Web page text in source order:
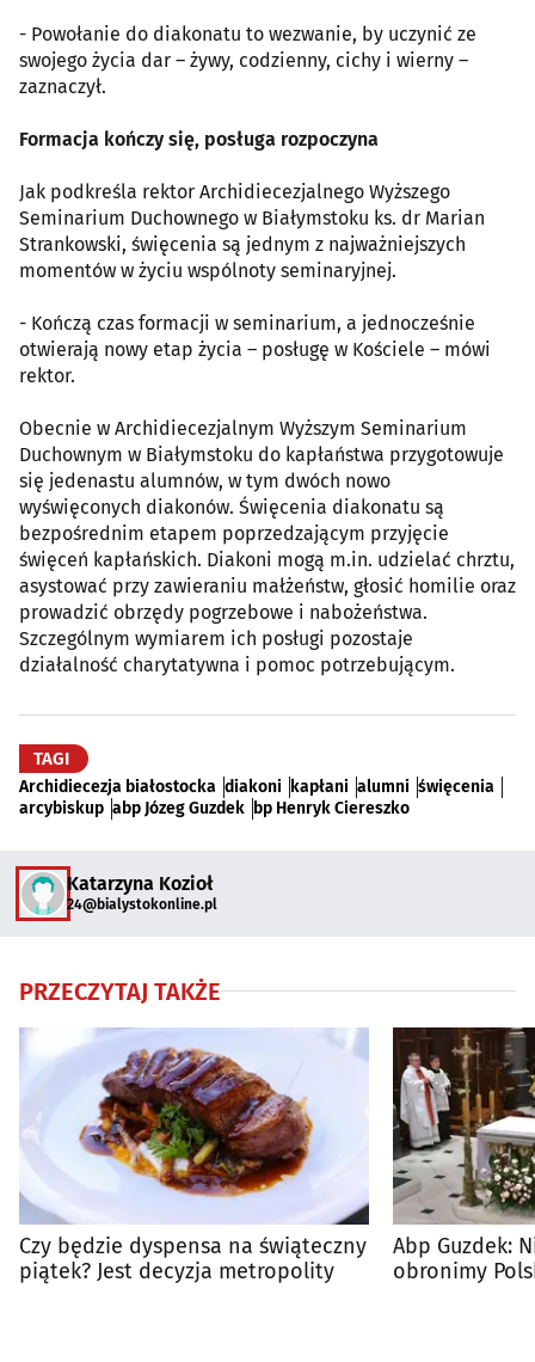
- Powołanie do diakonatu to wezwanie, by uczynić ze
swojego życia dar – żywy, codzienny, cichy i wierny –
zaznaczył.
Formacja kończy się, posługa rozpoczyna
Jak podkreśla rektor Archidiecezjalnego Wyższego
Seminarium Duchownego w Białymstoku ks. dr Marian
Strankowski, święcenia są jednym z najważniejszych
momentów w życiu wspólnoty seminaryjnej.
- Kończą czas formacji w seminarium, a jednocześnie
otwierają nowy etap życia – posługę w Kościele – mówi
rektor.
Obecnie w Archidiecezjalnym Wyższym Seminarium
Duchownym w Białymstoku do kapłaństwa przygotowuje
się jedenastu alumnów, w tym dwóch nowo
wyświęconych diakonów. Święcenia diakonatu są
bezpośrednim etapem poprzedzającym przyjęcie
święceń kapłańskich. Diakoni mogą m.in. udzielać chrztu,
asystować przy zawieraniu małżeństw, głosić homilie oraz
prowadzić obrzędy pogrzebowe i nabożeństwa.
Szczególnym wymiarem ich posługi pozostaje
działalność charytatywna i pomoc potrzebującym.
TAGI
Archidiecezja białostocka diakoni kapłani alumni święcenia
arcybiskup abp Józeg Guzdek bp Henryk Ciereszko
Katarzyna Kozioł
24@bialystokonline.pl
PRZECZYTAJ TAKŻE
Czy będzie dyspensa na świąteczny
piątek? Jest decyzja metropolity
Abp Guzdek:
obronimy